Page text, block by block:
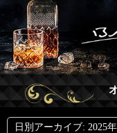
日別アーカイブ: 2025